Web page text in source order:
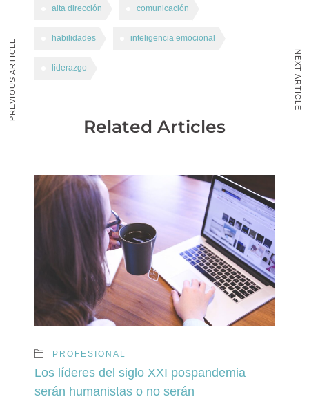
alta dirección comunicación
habilidades inteligencia emocional
liderazgo
Related Articles
PROFESIONAL
Los líderes del siglo XXI pospandemia
serán humanistas o no serán
PREVIOUS ARTICLE NEXT ARTICLE